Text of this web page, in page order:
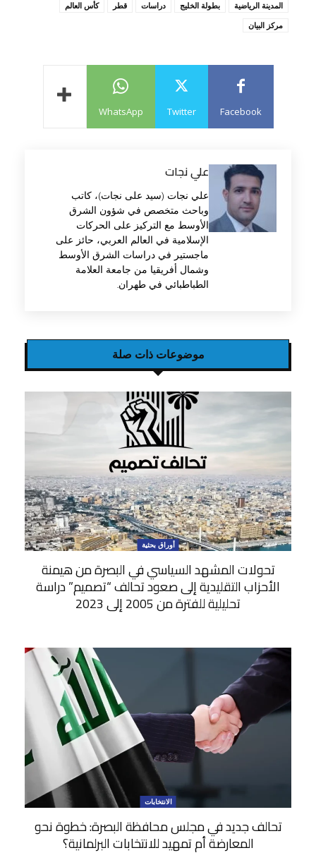
المدينة الرياضية بطولة الخليج دراسات قطر
كأس العالم
مركز البيان
Facebook
Twitter
WhatsApp
علي نجات
علي نجات (سيد على نجات)، کاتب
وباحث متخصص في شؤون الشرق
الأوسط مع الترکیز علی الحرکات
الإسلامیة في العالم العربي، حائز علی
ماجستیر في دراسات الشرق الأوسط
وشمال أفریقیا من جامعة العلامة
الطباطبائي في طهران.
موضوعات ذات صلة
أوراق بحثية
تحولات المشهد السياسي في البصرة من هيمنة
الأحزاب التقليدية إلى صعود تحالف “تصميم” دراسة
تحليلية للفترة من 2005 إلى 2023
الانتخابات
تحالف جديد في مجلس محافظة البصرة: خطوة نحو
المعارضة أم تمهيد للانتخابات البرلمانية؟